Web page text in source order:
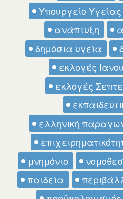
Υπουργείο Υγείας
ανάπτυξη
δημόσια υγεία
εκλογές
εκλογές
ελληνική
μνημόνιο
παιδεία